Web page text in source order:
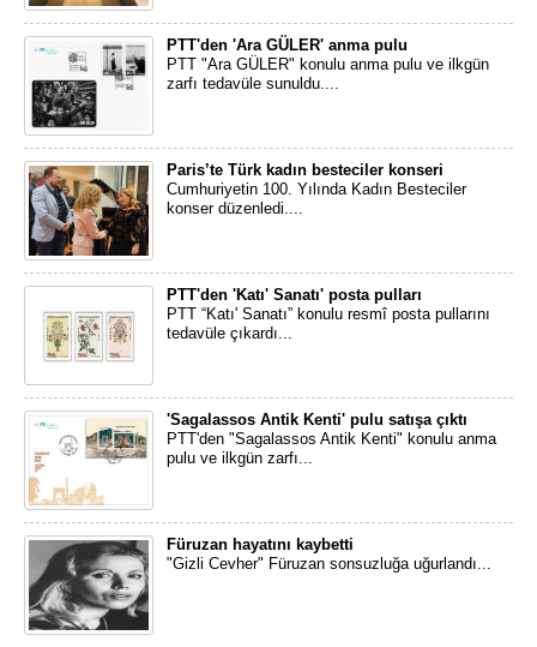
PTT'den 'Ara GÜLER' anma pulu
PTT "Ara GÜLER" konulu anma pulu ve ilkgün
zarfı tedavüle sunuldu....
Paris’te Türk kadın besteciler konseri
Cumhuriyetin 100. Yılında Kadın Besteciler
konser düzenledi....
PTT'den 'Katı' Sanatı' posta pulları
PTT “Katı' Sanatı” konulu resmî posta pullarını
tedavüle çıkardı...
'Sagalassos Antik Kenti' pulu satışa çıktı
PTT'den "Sagalassos Antik Kenti" konulu anma
pulu ve ilkgün zarfı...
Füruzan hayatını kaybetti
"Gizli Cevher" Füruzan sonsuzluğa uğurlandı...